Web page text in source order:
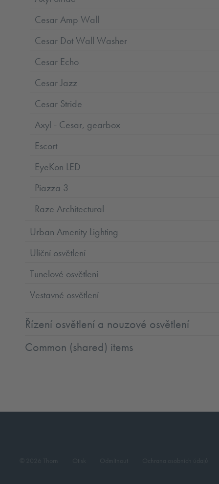
Cesar Amp Wall
Cesar Dot Wall Washer
Cesar Echo
Cesar Jazz
Cesar Stride
Axyl - Cesar, gearbox
Escort
EyeKon LED
Piazza 3
Raze Architectural
Urban Amenity Lighting
Uliční osvětlení
Tunelové osvětlení
Vestavné osvětlení
Řízení osvětlení a nouzové osvětlení
Common (shared) items